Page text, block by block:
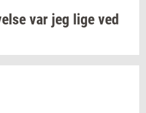
var jeg lige ved